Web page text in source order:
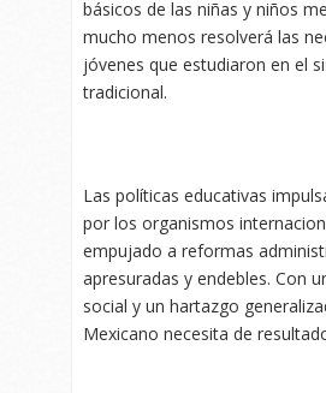
básicos de las niñas y niños
mucho menos resolverá las
jóvenes que estudiaron en el
tradicional.
Las políticas educativas
por los organismos
empujado a reformas
apresuradas y endebles. Con
social y un hartazgo
Mexicano necesita de